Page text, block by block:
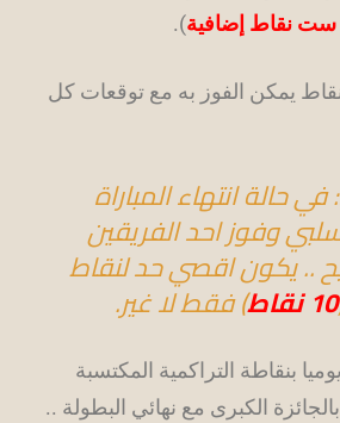
نقاط إضافية).
يمكن الفوز به مع توقعات كل
حالة انتهاء المباراة
وفوز احد الفريقين
.. يكون اقصي حد لنقاط
10 نقاط ) فقط لا غير.
بنقاطة التراكمية المكتسبة
الكبرى مع نهائي البطولة ..